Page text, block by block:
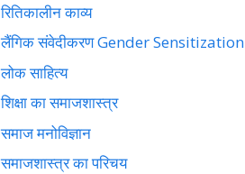
रितिकालीन काव्य
लैंगिक संवेदीकरण Gender Sensitization
लोक साहित्य
शिक्षा का समाजशास्त्र
समाज मनोविज्ञान
समाजशास्त्र का परिचय